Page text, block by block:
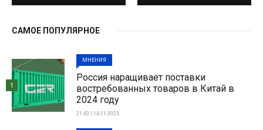
САМОЕ ПОПУЛЯРНОЕ
МНЕНИЯ
Россия наращивает поставки
востребованных товаров в Китай в
2024 году
21:43 | 14-11-2025
1